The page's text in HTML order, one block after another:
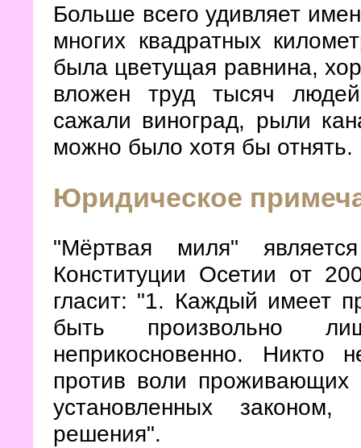
Больше всего удивляет
многих квадратных
была цветущая равнина,
вложен труд тысяч
сажали виноград, рыли
можно было хотя бы
Юридическое
"Мёртвая миля"
Конституции Осетии от
гласит: "1. Каждый имеет
быть произвольно
неприкосновенно.
против воли
установленных
решения".